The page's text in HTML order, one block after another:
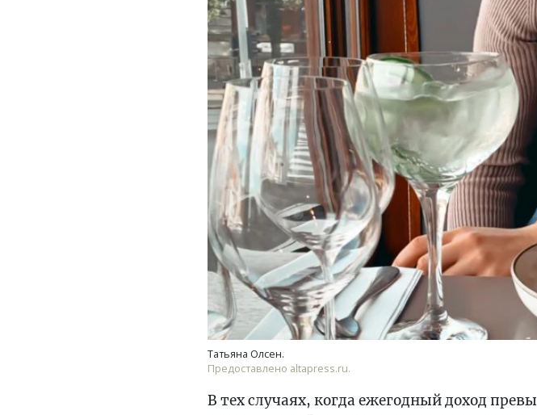
Татьяна Олсен.
Предоставлено altapress.ru.
В тех случаях, когда ежегодный доход